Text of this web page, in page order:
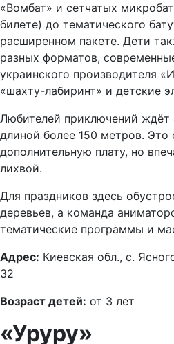
«Вомбат» и сетчатых
билете) до тематического
расширенном пакете. Дети
разных форматов,
украинского производителя
«шахту-лабиринт» и детские
Любителей приключений ждёт
длиной более 150 метров. Это
дополнительную плату, но
лихвой.
Для праздников здесь
деревьев, а команда
тематические программы и
Адрес: Киевская обл., с.
32
Возраст детей: от 3 лет
«Уруру»